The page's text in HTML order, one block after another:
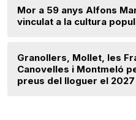
Mor a 59 anys Alfons
vinculat a la cultura
Granollers, Mollet, les
Canovelles i Montmeló
preus del lloguer el 2027